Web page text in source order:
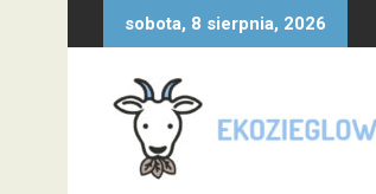
to
sobota, 8 sierpnia, 2026